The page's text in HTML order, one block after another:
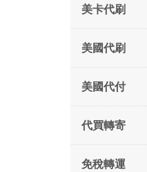
美卡代刷
美國代刷
美國代付
代買轉寄
免稅轉運